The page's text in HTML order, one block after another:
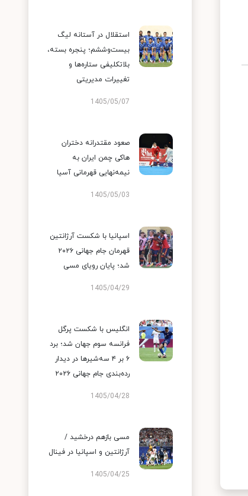
استقلال در آستانه لیگ
بیست‌وششم؛ پنجره بسته،
بلاتکلیفی ستاره‌ها و
تغییرات مدیریتی
1405/05/07
صعود مقتدرانه دختران
هاکی چمن ایران به
نیمه‌نهایی قهرمانی آسیا
1405/05/03
اسپانیا با شکست آرژانتین
قهرمان جام جهانی ۲۰۲۶
شد؛ پایان رویای مسی
1405/04/29
انگلیس با شکست پرگل
فرانسه سوم جهان شد؛ برد
۶ بر ۴ سه‌شیرها در دیدار
رده‌بندی جام جهانی ۲۰۲۶
1405/04/28
مسی بازهم درخشید /
آرژانتین و اسپانیا در فینال
1405/04/25